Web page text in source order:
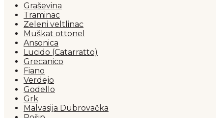
Graševina
Traminac
Zeleni veltlinac
Muškat ottonel
Ansonica
Lucido (Catarratto)
Grecanico
Fiano
Verdejo
Godello
Grk
Malvasija Dubrovačka